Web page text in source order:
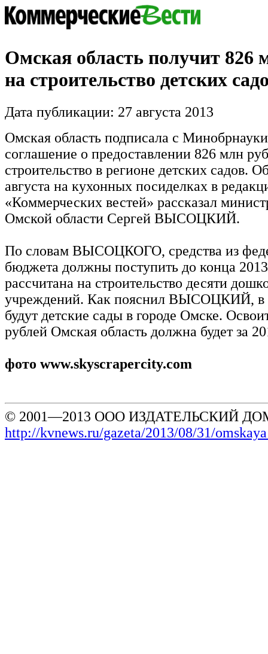
Омская область получит 826
на строительство детских
Дата публикации: 27 августа 2013
Омская область подписала с
соглашение о предоставлении 826 млн
строительство в регионе детских садов.
августа на кухонных посиделках в
«Коммерческих вестей» рассказал
Омской области Сергей ВЫСОЦКИЙ.
По словам ВЫСОЦКОГО, средства из
бюджета должны поступить до конца
рассчитана на строительство десяти
учреждений. Как пояснил ВЫСОЦКИЙ, в
будут детские сады в городе Омске.
рублей Омская область должна будет за
фото www.skyscrapercity.com
© 2001—2013 ООО ИЗДАТЕЛЬСКИЙ
http://kvnews.ru/gazeta/2013/08/31/